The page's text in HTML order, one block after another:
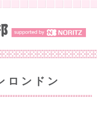
ロンドン